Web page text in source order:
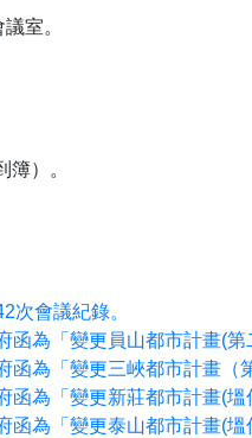
室。
簿）。
次會議紀錄。
函為「變更員山都市計畫(
函為「變更三峽都市計畫（
函為「變更新莊都市計畫(
函為「變更泰山都市計畫(